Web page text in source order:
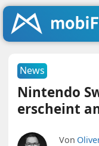
News
Nintendo
erscheint
Von